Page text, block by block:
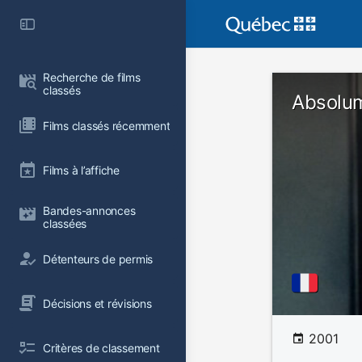
Recherche de films
classés
Films classés récemment
Films à l’affiche
Bandes-annonces
classées
Détenteurs de permis
Décisions et révisions
Critères de classement
2001